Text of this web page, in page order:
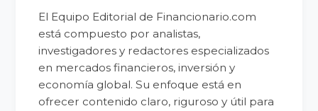
El Equipo Editorial de Financionario.com
está compuesto por analistas,
investigadores y redactores especializados
en mercados financieros, inversión y
economía global. Su enfoque está en
ofrecer contenido claro, riguroso y útil para